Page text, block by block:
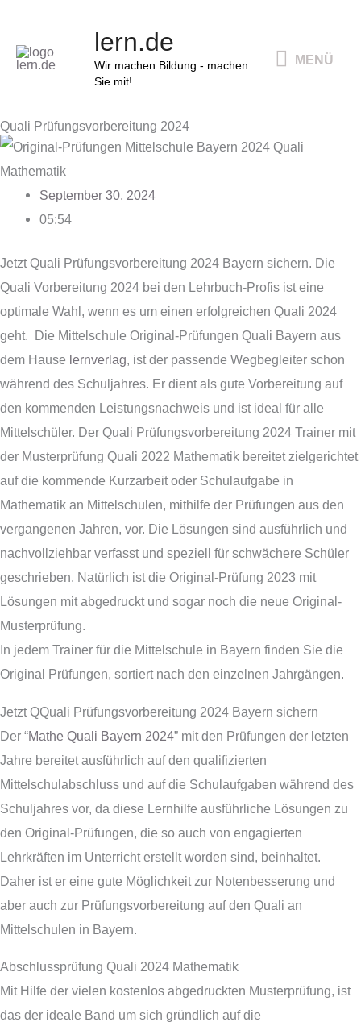
springen
lern.de
Wir machen Bildung - machen
Sie mit!
MENÜ
Quali Prüfungsvorbereitung 2024
September 30, 2024
05:54
Jetzt Quali Prüfungsvorbereitung 2024 Bayern sichern. Die
Quali Vorbereitung 2024 bei den Lehrbuch-Profis ist eine
optimale Wahl, wenn es um einen erfolgreichen Quali 2024
geht. Die Mittelschule Original-Prüfungen Quali Bayern aus
dem Hause lernverlag, ist der passende Wegbegleiter schon
während des Schuljahres. Er dient als gute Vorbereitung auf
den kommenden Leistungsnachweis und ist ideal für alle
Mittelschüler. Der Quali Prüfungsvorbereitung 2024 Trainer mit
der Musterprüfung Quali 2022 Mathematik bereitet zielgerichtet
auf die kommende Kurzarbeit oder Schulaufgabe in
Mathematik an Mittelschulen, mithilfe der Prüfungen aus den
vergangenen Jahren, vor. Die Lösungen sind ausführlich und
nachvollziehbar verfasst und speziell für schwächere Schüler
geschrieben. Natürlich ist die Original-Prüfung 2023 mit
Lösungen mit abgedruckt und sogar noch die neue Original-
Musterprüfung.
In jedem Trainer für die Mittelschule in Bayern finden Sie die
Original Prüfungen, sortiert nach den einzelnen Jahrgängen.
Jetzt QQuali Prüfungsvorbereitung 2024 Bayern sichern
Der “Mathe Quali Bayern 2024” mit den Prüfungen der letzten
Jahre bereitet ausführlich auf den qualifizierten
Mittelschulabschluss und auf die Schulaufgaben während des
Schuljahres vor, da diese Lernhilfe ausführliche Lösungen zu
den Original-Prüfungen, die so auch von engagierten
Lehrkräften im Unterricht erstellt worden sind, beinhaltet.
Daher ist er eine gute Möglichkeit zur Notenbesserung und
aber auch zur Prüfungsvorbereitung auf den Quali an
Mittelschulen in Bayern.
Abschlussprüfung Quali 2024 Mathematik
Mit Hilfe der vielen kostenlos abgedruckten Musterprüfung, ist
das der ideale Band um sich gründlich auf die